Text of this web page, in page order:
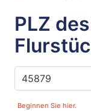
PLZ
Beginnen Sie hier.